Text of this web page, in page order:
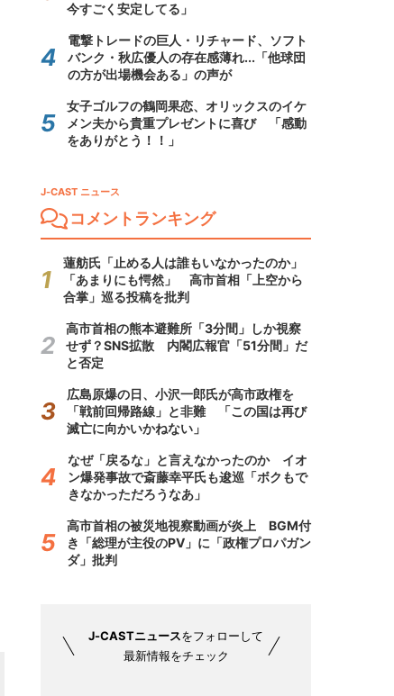
今すごく安定してる」
電撃トレードの巨人・リチャード、ソフト
バンク・秋広優人の存在感薄れ...「他球団
の方が出場機会ある」の声が
女子ゴルフの鶴岡果恋、オリックスのイケ
メン夫から貴重プレゼントに喜び 「感動
をありがとう！！」
J-CAST ニュース
コメントランキング
蓮舫氏「止める人は誰もいなかったのか」
「あまりにも愕然」 高市首相「上空から
合掌」巡る投稿を批判
高市首相の熊本避難所「3分間」しか視察
せず？SNS拡散 内閣広報官「51分間」だ
と否定
広島原爆の日、小沢一郎氏が高市政権を
「戦前回帰路線」と非難 「この国は再び
滅亡に向かいかねない」
なぜ「戻るな」と言えなかったのか イオ
ン爆発事故で斎藤幸平氏も逡巡「ボクもで
きなかっただろうなあ」
高市首相の被災地視察動画が炎上 BGM付
き「総理が主役のPV」に「政権プロパガン
ダ」批判
J-CASTニュースをフォローして
最新情報をチェック